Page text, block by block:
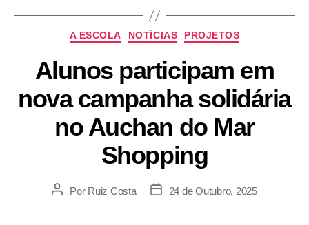
A ESCOLA NOTÍCIAS PROJETOS
Alunos participam em
nova campanha solidária
no Auchan do Mar
Shopping
Por Ruiz Costa 24 de Outubro, 2025